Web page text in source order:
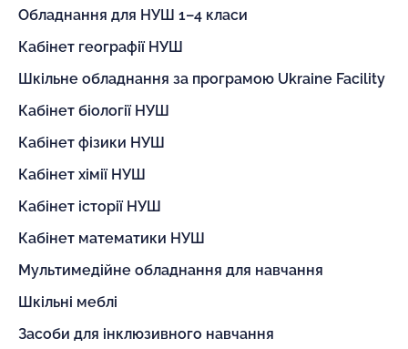
Обладнання для НУШ 1–4 класи
Кабінет географії НУШ
Шкільне обладнання за програмою Ukraine Facility
Кабінет біології НУШ
Кабінет фізики НУШ
Кабінет хімії НУШ
Кабінет історії НУШ
Кабінет математики НУШ
Мультимедійне обладнання для навчання
Шкільні меблі
Засоби для інклюзивного навчання